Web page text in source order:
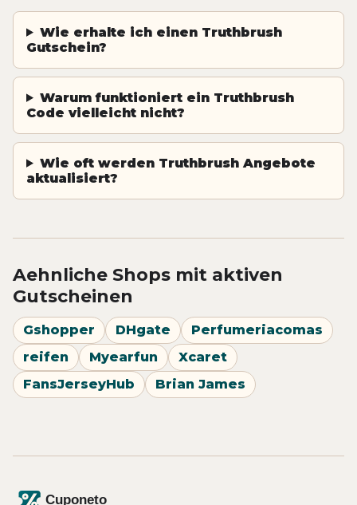
Wie erhalte ich einen Truthbrush
Gutschein?
Warum funktioniert ein Truthbrush
Code vielleicht nicht?
Wie oft werden Truthbrush Angebote
aktualisiert?
Aehnliche Shops mit aktiven
Gutscheinen
Gshopper DHgate
Perfumeriacomas
reifen
Myearfun
Xcaret
FansJerseyHub
Brian James